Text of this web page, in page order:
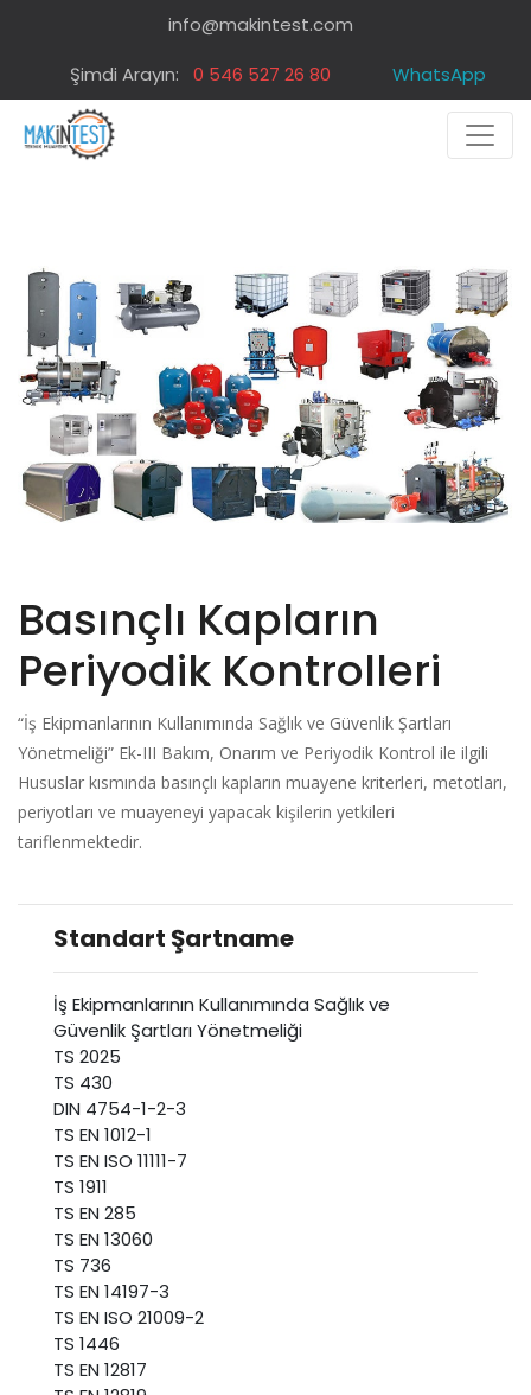
info@makintest.com
Şimdi Arayın:
0 546 527 26 80 WhatsApp
Basınçlı Kapların
Periyodik Kontrolleri
“İş Ekipmanlarının Kullanımında Sağlık ve Güvenlik Şartları
Yönetmeliği” Ek-III Bakım, Onarım ve Periyodik Kontrol ile ilgili
Hususlar kısmında basınçlı kapların muayene kriterleri, metotları,
periyotları ve muayeneyi yapacak kişilerin yetkileri
tariflenmektedir.
Standart Şartname
İş Ekipmanlarının Kullanımında Sağlık ve
Güvenlik Şartları Yönetmeliği
TS 2025
TS 430
DIN 4754-1-2-3
TS EN 1012-1
TS EN ISO 11111-7
TS 1911
TS EN 285
TS EN 13060
TS 736
TS EN 14197-3
TS EN ISO 21009-2
TS 1446
TS EN 12817